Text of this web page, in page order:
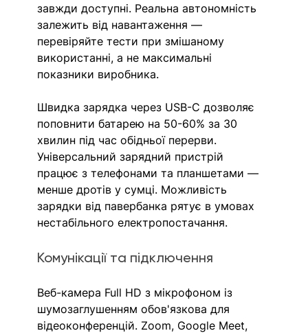
завжди доступні. Реальна автономність
залежить від навантаження —
перевіряйте тести при змішаному
використанні, а не максимальні
показники виробника.
Швидка зарядка через USB-C дозволяє
поповнити батарею на 50-60% за 30
хвилин під час обідньої перерви.
Універсальний зарядний пристрій
працює з телефонами та планшетами —
менше дротів у сумці. Можливість
зарядки від павербанка рятує в умовах
нестабільного електропостачання.
Комунікації та підключення
Веб-камера Full HD з мікрофоном із
шумозаглушенням обов'язкова для
відеоконференцій. Zoom, Google Meet,